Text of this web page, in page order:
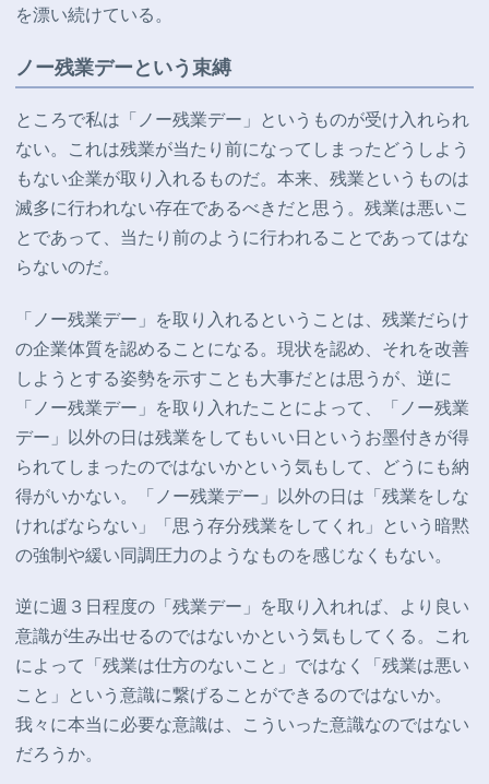
を漂い続けている。
ノー残業デーという束縛
ところで私は「ノー残業デー」というものが受け入れられ
ない。これは残業が当たり前になってしまったどうしよう
もない企業が取り入れるものだ。本来、残業というものは
滅多に行われない存在であるべきだと思う。残業は悪いこ
とであって、当たり前のように行われることであってはな
らないのだ。
「ノー残業デー」を取り入れるということは、残業だらけ
の企業体質を認めることになる。現状を認め、それを改善
しようとする姿勢を示すことも大事だとは思うが、逆に
「ノー残業デー」を取り入れたことによって、「ノー残業
デー」以外の日は残業をしてもいい日というお墨付きが得
られてしまったのではないかという気もして、どうにも納
得がいかない。「ノー残業デー」以外の日は「残業をしな
ければならない」「思う存分残業をしてくれ」という暗黙
の強制や緩い同調圧力のようなものを感じなくもない。
逆に週３日程度の「残業デー」を取り入れれば、より良い
意識が生み出せるのではないかという気もしてくる。これ
によって「残業は仕方のないこと」ではなく「残業は悪い
こと」という意識に繋げることができるのではないか。
我々に本当に必要な意識は、こういった意識なのではない
だろうか。